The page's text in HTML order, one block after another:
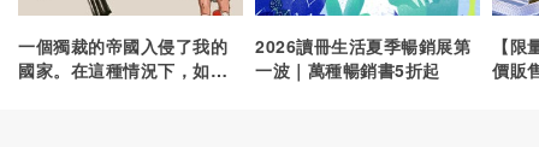
一個獨裁的帝國入侵了我的
國家。在這種情況下，如果
2026讀冊生活夏季暢銷展第
一波｜萬種暢銷書5折起
【
價販